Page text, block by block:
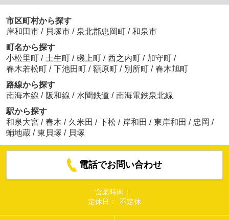
市区町村から探す
岸和田市 / 貝塚市 / 泉北郡忠岡町 / 和泉市
町名から探す
小松里町 / 土生町 / 磯上町 / 西之内町 / 加守町 /
春木若松町 / 下池田町 / 額原町 / 別所町 / 春木旭町
路線から探す
南海本線 / 阪和線 / 水間鉄道 / 南海電鉄泉北線
駅から探す
和泉大宮 / 春木 / 久米田 / 下松 / 岸和田 / 東岸和田 / 忠岡 /
蛸地蔵 / 東貝塚 / 貝塚
電話でお問い合わせ
営業時間：
定休日：
不定休